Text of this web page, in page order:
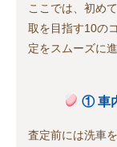
ここでは、初め
取を目指す10の
定をスムーズに
① 車
査定前には洗車